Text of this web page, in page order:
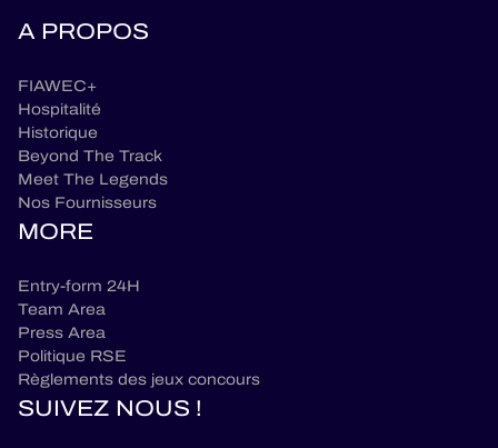
A PROPOS
FIAWEC+
Hospitalité
Historique
Beyond The Track
Meet The Legends
Nos Fournisseurs
MORE
Entry-form 24H
Team Area
Press Area
Politique RSE
Règlements des jeux concours
SUIVEZ NOUS !